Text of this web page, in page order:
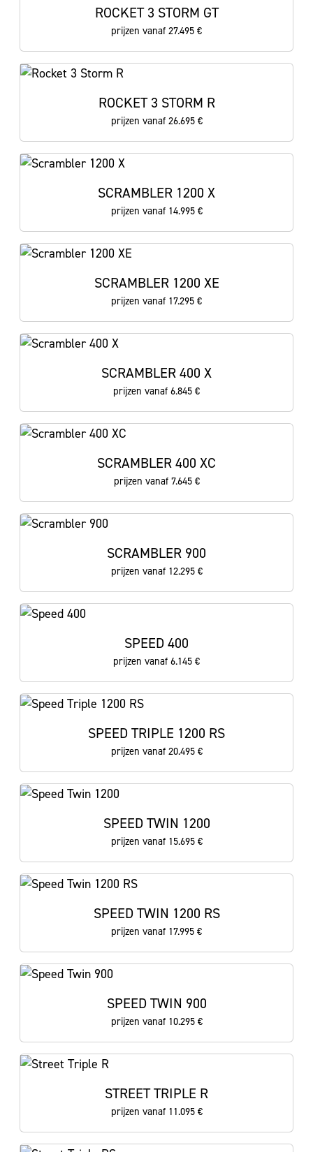
ROCKET 3 STORM GT
prijzen vanaf 27.495 €
ROCKET 3 STORM R
prijzen vanaf 26.695 €
SCRAMBLER 1200 X
prijzen vanaf 14.995 €
SCRAMBLER 1200 XE
prijzen vanaf 17.295 €
SCRAMBLER 400 X
prijzen vanaf 6.845 €
SCRAMBLER 400 XC
prijzen vanaf 7.645 €
SCRAMBLER 900
prijzen vanaf 12.295 €
SPEED 400
prijzen vanaf 6.145 €
SPEED TRIPLE 1200 RS
prijzen vanaf 20.495 €
SPEED TWIN 1200
prijzen vanaf 15.695 €
SPEED TWIN 1200 RS
prijzen vanaf 17.995 €
SPEED TWIN 900
prijzen vanaf 10.295 €
STREET TRIPLE R
prijzen vanaf 11.095 €